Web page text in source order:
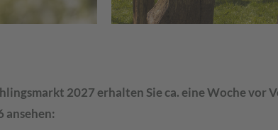
2027 erhalten Sie ca. eine Woche vor
ansehen: